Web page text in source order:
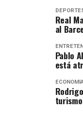
Real
al
Pablo
está